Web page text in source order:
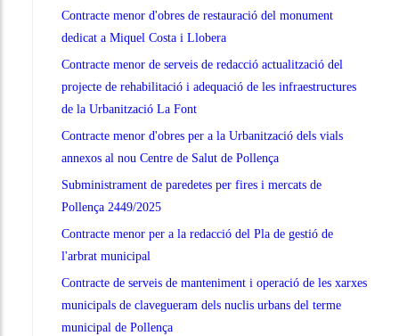
Contracte menor d'obres de restauració del monument
dedicat a Miquel Costa i Llobera
Contracte menor de serveis de redacció actualització del
projecte de rehabilitació i adequació de les infraestructures
de la Urbanització La Font
Contracte menor d'obres per a la Urbanització dels vials
annexos al nou Centre de Salut de Pollença
Subministrament de paredetes per fires i mercats de
Pollença 2449/2025
Contracte menor per a la redacció del Pla de gestió de
l'arbrat municipal
Contracte de serveis de manteniment i operació de les xarxes
municipals de clavegueram dels nuclis urbans del terme
municipal de Pollença